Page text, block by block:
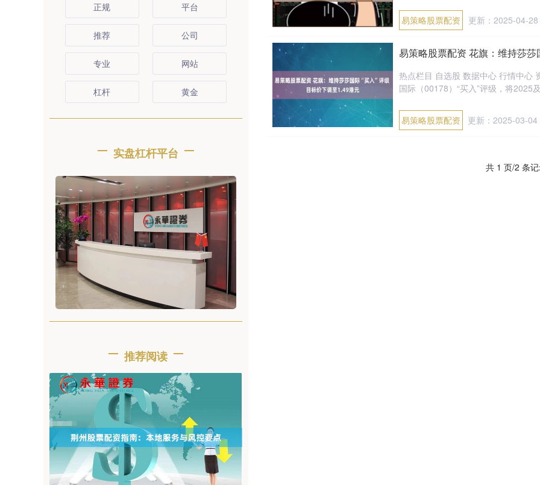
易策略股票配资 更新：2025-04-28
易策略股票配资 花旗：维持莎莎
热点栏目 自选股 数据中心 行情中心
国际（00178）“买入”评级，将2025
易策略股票配资 更新：2025-03-04
共 1 页/2 条
正规 平台
推荐 公司
专业 网站
杠杆 黄金
实盘杠杆平台
推荐阅读